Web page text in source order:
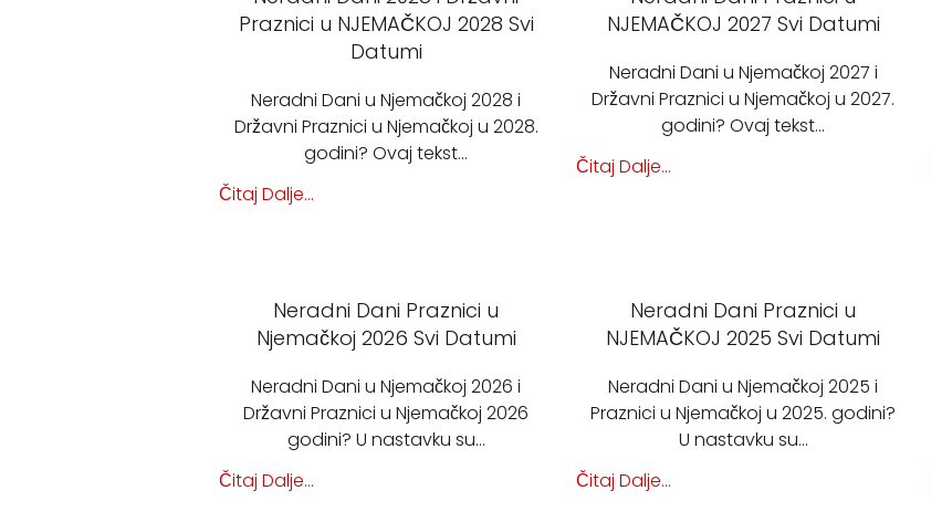
Praznici u NJEMAČKOJ 2028 Svi
Datumi
Neradni Dani u Njemačkoj 2028 i
Državni Praznici u Njemačkoj u 2028.
godini? Ovaj tekst…
Čitaj Dalje...
NJEMAČKOJ 2027 Svi Datumi
Neradni Dani u Njemačkoj 2027 i
Državni Praznici u Njemačkoj u 2027.
godini? Ovaj tekst…
Čitaj Dalje...
Neradni Dani Praznici u
Njemačkoj 2026 Svi Datumi
Neradni Dani u Njemačkoj 2026 i
Državni Praznici u Njemačkoj 2026
godini? U nastavku su…
Čitaj Dalje...
Neradni Dani Praznici u
NJEMAČKOJ 2025 Svi Datumi
Neradni Dani u Njemačkoj 2025 i
Praznici u Njemačkoj u 2025. godini?
U nastavku su…
Čitaj Dalje...